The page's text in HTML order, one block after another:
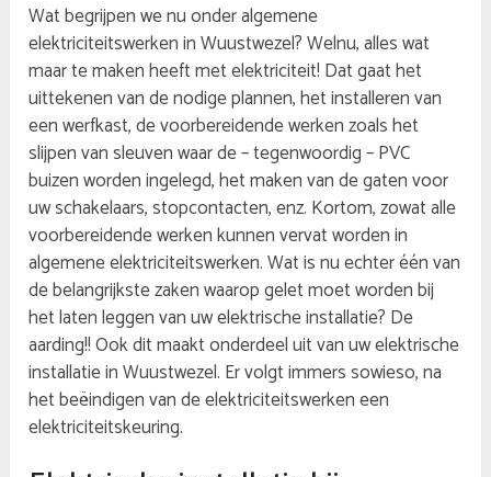
Wat begrijpen we nu onder algemene
elektriciteitswerken in Wuustwezel? Welnu, alles wat
maar te maken heeft met elektriciteit! Dat gaat het
uittekenen van de nodige plannen, het installeren van
een werfkast, de voorbereidende werken zoals het
slijpen van sleuven waar de – tegenwoordig – PVC
buizen worden ingelegd, het maken van de gaten voor
uw schakelaars, stopcontacten, enz. Kortom, zowat alle
voorbereidende werken kunnen vervat worden in
algemene elektriciteitswerken. Wat is nu echter één van
de belangrijkste zaken waarop gelet moet worden bij
het laten leggen van uw elektrische installatie? De
aarding!! Ook dit maakt onderdeel uit van uw elektrische
installatie in Wuustwezel. Er volgt immers sowieso, na
het beëindigen van de elektriciteitswerken een
elektriciteitskeuring.